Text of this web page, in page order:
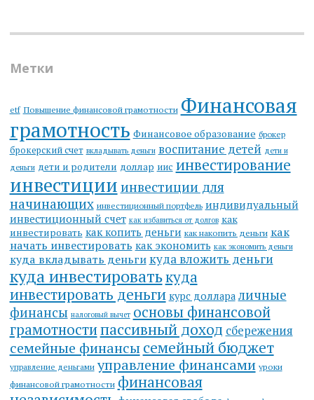
Метки
etf Повышение финансовой грамотности Финансовая
грамотность Финансовое образование брокер
брокерский счет вкладывать деньги воспитание детей дети и
деньги дети и родители доллар иис инвестирование
инвестицииинвестиции для
начинающих инвестиционный портфель индивидуальный
инвестиционный счет как избавиться от долгов как
инвестировать как копить деньги как накопить деньги как
начать инвестировать как экономить как экономить деньги
куда вкладывать деньги куда вложить деньги
куда инвестироватькуда
инвестировать деньги курс доллара личные
финансы налоговый вычет основы финансовой
грамотностипассивный доход сбережения
семейные финансы семейный бюджет
управление деньгами управление финансами уроки
финансовой грамотности финансовая